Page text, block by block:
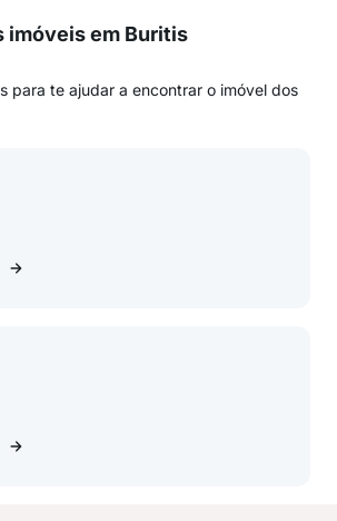
imóveis em Buritis
para te ajudar a encontrar o imóvel dos